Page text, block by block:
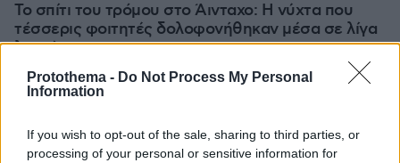
Protothema - Do Not Process My Personal
Information
If you wish to opt-out of the sale, sharing to third parties, or
processing of your personal or sensitive information for
Το σπίτι του τρόμου στο Άινταχο: Η νύχτα που
τέσσερις φοιτητές δολοφονήθηκαν μέσα σε λίγα
λεπτά